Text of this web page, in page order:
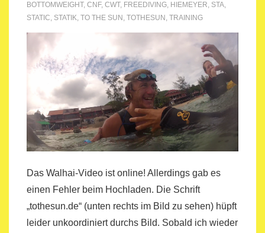
BOTTOMWEIGHT, CNF, CWT, FREEDIVING, HIEMEYER, STA,
STATIC, STATIK, TO THE SUN , TOTHESUN , TRAINING
Das Walhai-Video ist online! Allerdings gab es
einen Fehler beim Hochladen. Die Schrift
„tothesun.de“ (unten rechts im Bild zu sehen) hüpft
leider unkoordiniert durchs Bild. Sobald ich wieder